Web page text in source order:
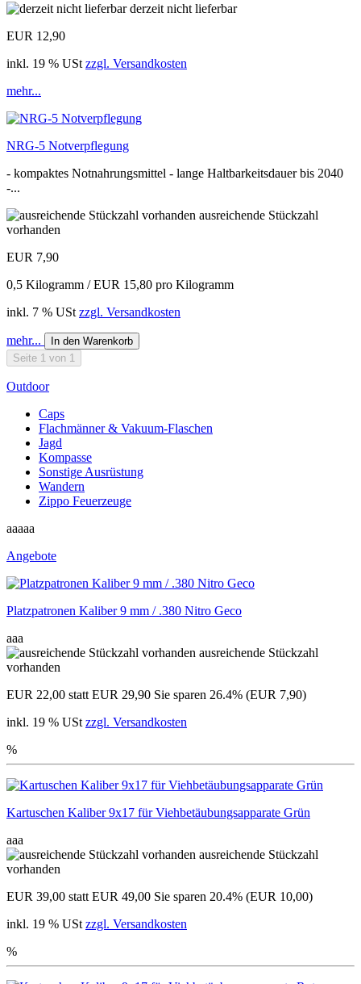
derzeit nicht lieferbar
EUR 12,90
inkl. 19 % USt zzgl. Versandkosten
mehr...
NRG-5 Notverpflegung
- kompaktes Notnahrungsmittel - lange Haltbarkeitsdauer bis 2040
-...
ausreichende Stückzahl
vorhanden
EUR 7,90
0,5 Kilogramm / EUR 15,80 pro Kilogramm
inkl. 7 % USt zzgl. Versandkosten
mehr...
In den Warenkorb
Seite 1 von 1
Outdoor
Caps
Flachmänner & Vakuum-Flaschen
Jagd
Kompasse
Sonstige Ausrüstung
Wandern
Zippo Feuerzeuge
aaaaa
Angebote
Platzpatronen Kaliber 9 mm / .380 Nitro Geco
aaa
ausreichende Stückzahl
vorhanden
EUR 22,00 statt EUR 29,90 Sie sparen 26.4% (EUR 7,90)
inkl. 19 % USt zzgl. Versandkosten
%
Kartuschen Kaliber 9x17 für Viehbetäubungsapparate Grün
aaa
ausreichende Stückzahl
vorhanden
EUR 39,00 statt EUR 49,00 Sie sparen 20.4% (EUR 10,00)
inkl. 19 % USt zzgl. Versandkosten
%